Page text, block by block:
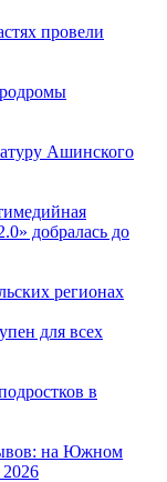
провели
Ашинского
добралась до
регионах
для всех
в
на Южном